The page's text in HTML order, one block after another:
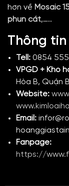
hơn về Mosaic
phun cát,…..
Thông tin
Tell: 0854
VPGD + Kho
Hòa B, Quận
Website:
Email:
Fanpage:
https://